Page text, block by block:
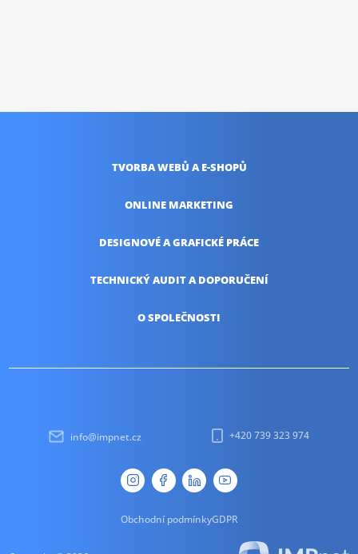
TVORBA WEBŮ A E-SHOPŮ
ONLINE MARKETING
DESIGNOVÉ AGRAFICKÉ PRÁCE
TECHNICKÝ AUDITA DOPORUČENÍ
O SPOLEČNOSTI
info@impnet.cz +420 739 323 974
Obchodní podmínkyGDPR